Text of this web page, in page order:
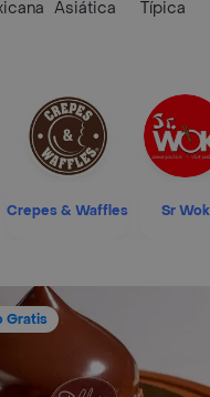
Asiática Típica
Crepes & Waffles Sr Wok
Gratis